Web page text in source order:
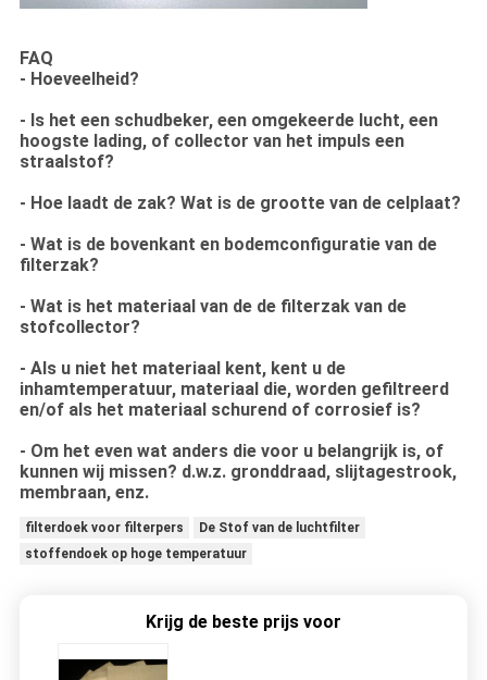
FAQ
- Hoeveelheid?
- Is het een schudbeker, een omgekeerde lucht, een
hoogste lading, of collector van het impuls een
straalstof?
- Hoe laadt de zak? Wat is de grootte van de celplaat?
- Wat is de bovenkant en bodemconfiguratie van de
filterzak?
- Wat is het materiaal van de de filterzak van de
stofcollector?
- Als u niet het materiaal kent, kent u de
inhamtemperatuur, materiaal die, worden gefiltreerd
en/of als het materiaal schurend of corrosief is?
- Om het even wat anders die voor u belangrijk is, of
kunnen wij missen? d.w.z. gronddraad, slijtagestrook,
membraan, enz.
filterdoek voor filterpers
De Stof van de luchtfilter
stoffendoek op hoge temperatuur
Krijg de beste prijs voor